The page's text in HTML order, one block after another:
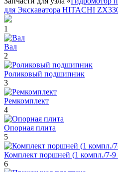
для Экскаватора HITACHI
1
Вал
2
Роликовый подшипник
3
Ремкомплект
4
Опорная плита
5
Комплект поршней (1 компл./7-9
6